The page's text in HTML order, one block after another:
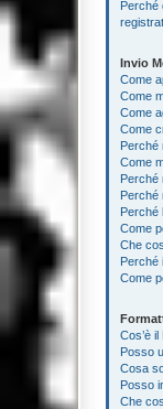
Perché
Invio
Come
Come
Come
Come
Perché
Come
Perché
Perché
Perché
Come
Che
Perché
Come
Cos’è
Posso
Cosa
Posso
Che